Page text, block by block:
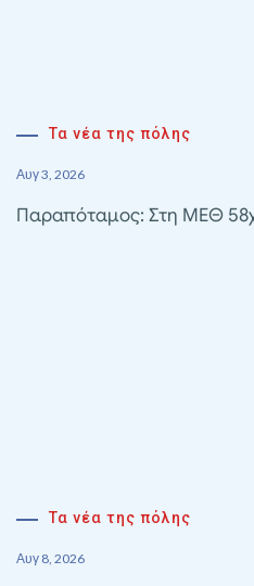
Τα νέα της πόλης
Αυγ 3, 2026
Παραπόταμος: Στη ΜΕΘ
Τα νέα της πόλης
Αυγ 8, 2026